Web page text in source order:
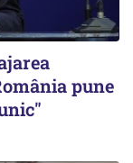
pune